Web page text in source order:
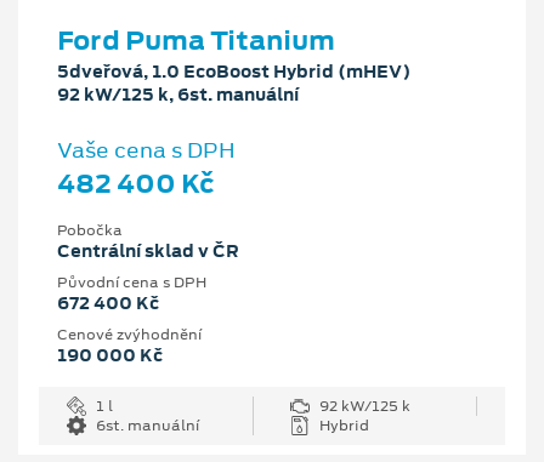
Ford Puma Titanium
5dveřová, 1.0 EcoBoost Hybrid (mHEV)
92 kW/125 k, 6st. manuální
Vaše cena s DPH
482 400 Kč
Pobočka
Centrální sklad v ČR
Původní cena s DPH
672 400 Kč
Cenové zvýhodnění
190 000 Kč
1 l
92 kW/125 k
6st. manuální
Hybrid